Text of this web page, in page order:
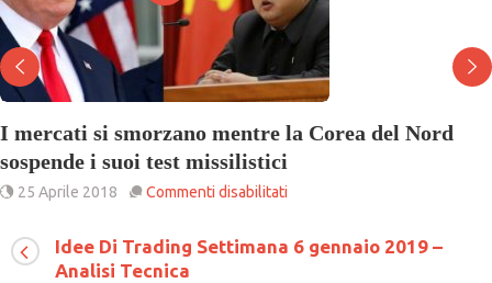
I mercati si smorzano mentre la Corea del Nord
sospende i suoi test missilistici
25 Aprile 2018 Commenti disabilitati
si
Idee Di Trading Settimana 6 gennaio 2019 –
Analisi Tecnica